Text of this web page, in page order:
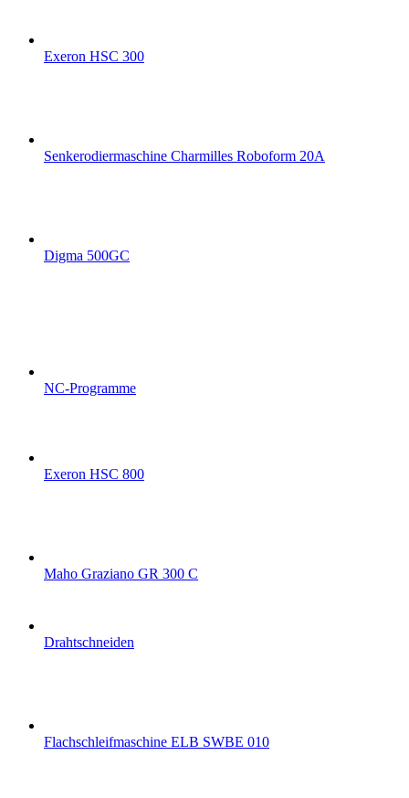
Exeron HSC 300
Senkerodiermaschine Charmilles Roboform 20A
Digma 500GC
NC-Programme
Exeron HSC 800
Maho Graziano GR 300 C
Drahtschneiden
Flachschleifmaschine ELB SWBE 010